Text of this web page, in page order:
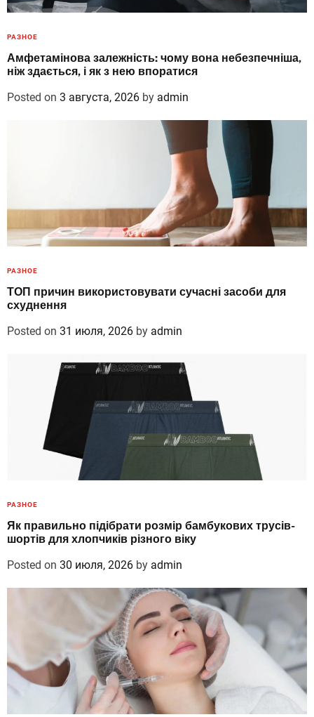
РАЗНОЕ
Амфетамінова залежність: чому вона небезпечніша,
ніж здається, і як з нею впоратися
Posted on 3 августа, 2026 by admin
РАЗНОЕ
ТОП причин використовувати сучасні засоби для
схуднення
Posted on 31 июля, 2026 by admin
РАЗНОЕ
Як правильно підібрати розмір бамбукових трусів-
шортів для хлопчиків різного віку
Posted on 30 июля, 2026 by admin